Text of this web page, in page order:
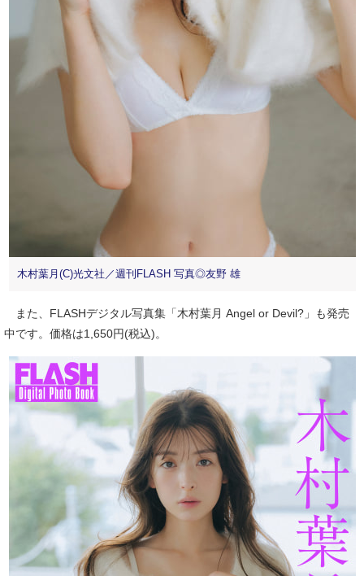
木村葉月(C)光文社／週刊FLASH 写真◎友野 雄
また、FLASHデジタル写真集「木村葉月 Angel or Devil?」も発売
中です。価格は1,650円(税込)。